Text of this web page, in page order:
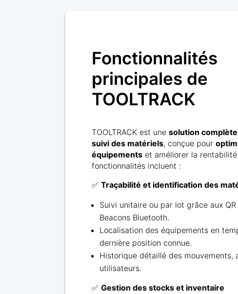
Fonctionnalités
principales de
TOOLTRACK
TOOLTRACK est unesolution
suivi des matériels, conçue pour
équipements et améliorer la
fonctionnalités incluent :
✅Traçabilité et identification des
Suivi unitaire ou par lot grâce aux QR
Beacons Bluetooth.
Localisation des équipements en
dernière position connue.
Historique détaillé des mouvements,
utilisateurs.
✅Gestion des stocks et inventaire